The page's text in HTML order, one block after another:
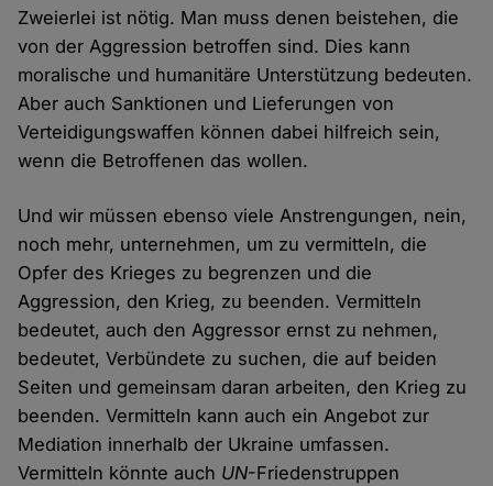
Zweierlei ist nötig. Man muss denen beistehen, die
von der Aggression betroffen sind. Dies kann
moralische und humanitäre Unterstützung bedeuten.
Aber auch Sanktionen und Lieferungen von
Verteidigungswaffen können dabei hilfreich sein,
wenn die Betroffenen das wollen.
Und wir müssen ebenso viele Anstrengungen, nein,
noch mehr, unternehmen, um zu vermitteln, die
Opfer des Krieges zu begrenzen und die
Aggression, den Krieg, zu beenden. Vermitteln
bedeutet, auch den Aggressor ernst zu nehmen,
bedeutet, Verbündete zu suchen, die auf beiden
Seiten und gemeinsam daran arbeiten, den Krieg zu
beenden. Vermitteln kann auch ein Angebot zur
Mediation innerhalb der Ukraine umfassen.
Vermitteln könnte auch UN-Friedenstruppen